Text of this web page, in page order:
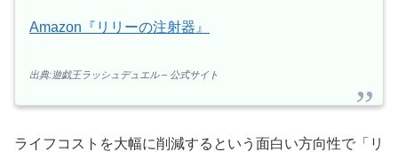
Amazon『リリーの注射器』
出典:遊戯王ラッシュデュエル – 公式サイト
ライフコストを大幅に削減するという面白い方向性で「リ